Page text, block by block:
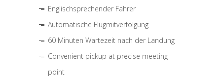
Englischsprechender Fahrer
Automatische Flugmitverfolgung
60 Minuten Wartezeit nach der Landung
Convenient pickup at precise meeting
point